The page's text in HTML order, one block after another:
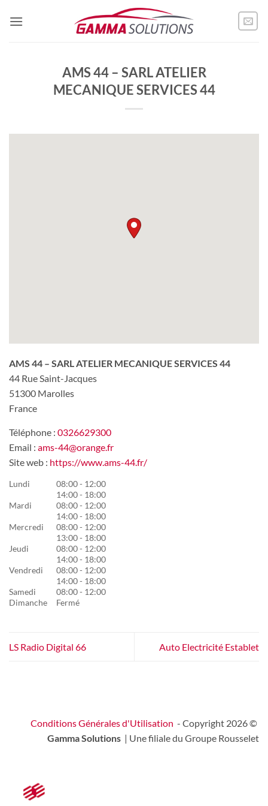
AMS 44 – SARL ATELIER
MECANIQUE SERVICES 44
AMS 44 – SARL ATELIER MECANIQUE SERVICES 44
44 Rue Saint-Jacques
51300 Marolles
France
Téléphone : 0326629300
Email : ams-44@orange.fr
Site web : https://www.ams-44.fr/
Lundi
08:00 - 12:00
14:00 - 18:00
Mardi
08:00 - 12:00
14:00 - 18:00
Mercredi
08:00 - 12:00
13:00 - 18:00
Jeudi
08:00 - 12:00
14:00 - 18:00
Vendredi
08:00 - 12:00
14:00 - 18:00
Samedi
08:00 - 12:00
Dimanche
Fermé
LS Radio Digital 66 Auto Electricité Establet
Conditions Générales d'Utilisation - Copyright 2026 ©
Gamma Solutions | Une filiale du Groupe Rousselet